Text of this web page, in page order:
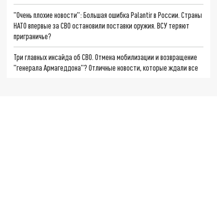
"Очень плохие новости": Большая ошибка Palantir в России. Страны
НАТО впервые за СВО остановили поставки оружия. ВСУ теряют
приграничье?
Три главных инсайда об СВО. Отмена мобилизации и возвращение
"генерала Армагеддона"? Отличные новости, которые ждали все